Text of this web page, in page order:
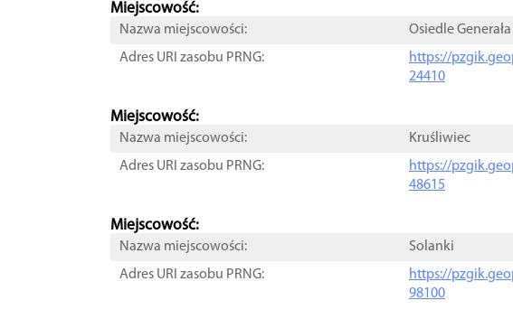
Miejscowość:
Nazwa miejscowości:
Osiedle
Adres URI zasobu PRNG:
https://
24410
Miejscowość:
Nazwa miejscowości:
Kruśliwiec
Adres URI zasobu PRNG:
https://
48615
Miejscowość:
Nazwa miejscowości:
Solanki
Adres URI zasobu PRNG:
https://
98100